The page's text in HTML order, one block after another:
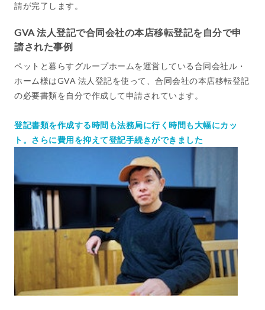
請が完了します。
GVA 法人登記で合同会社の本店移転登記を自分で申
請された事例
ペットと暮らすグループホームを運営している合同会社ル・
ホーム様はGVA 法人登記を使って、合同会社の本店移転登記
の必要書類を自分で作成して申請されています。
登記書類を作成する時間も法務局に行く時間も大幅にカッ
ト。さらに費用を抑えて登記手続きができました